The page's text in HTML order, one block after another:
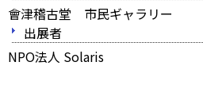
會津稽古堂 市民ギャラリー
出展者
NPO法人 Solaris